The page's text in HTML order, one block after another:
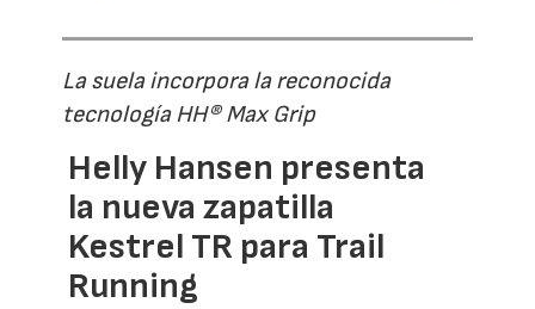
La suela incorpora la reconocida
tecnología HH® Max Grip
Helly Hansen presenta
la nueva zapatilla
Kestrel TR para Trail
Running